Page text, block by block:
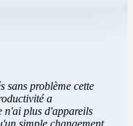
sans problème cette
a
n'ai plus d'appareils
simple changement